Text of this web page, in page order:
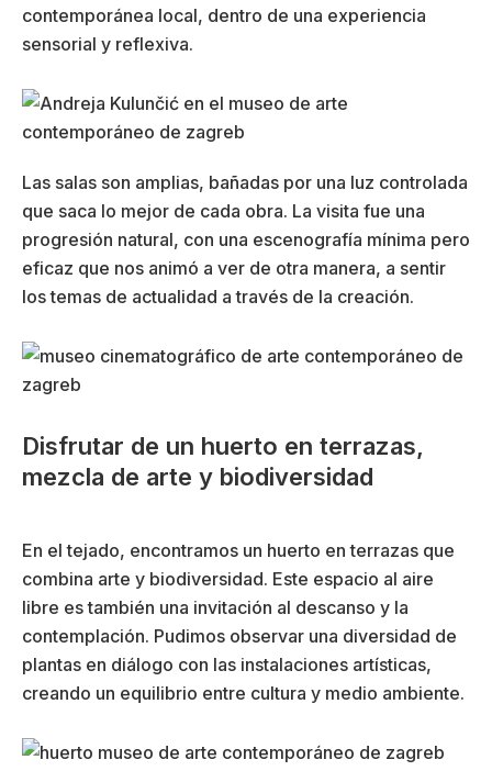
contemporánea local, dentro de una experiencia
sensorial y reflexiva.
Las salas son amplias, bañadas por una luz controlada
que saca lo mejor de cada obra. La visita fue una
progresión natural, con una escenografía mínima pero
eficaz que nos animó a ver de otra manera, a sentir
los temas de actualidad a través de la creación.
Disfrutar de un huerto en terrazas,
mezcla de arte y biodiversidad
En el tejado, encontramos un huerto en terrazas que
combina arte y biodiversidad. Este espacio al aire
libre es también una invitación al descanso y la
contemplación. Pudimos observar una diversidad de
plantas en diálogo con las instalaciones artísticas,
creando un equilibrio entre cultura y medio ambiente.